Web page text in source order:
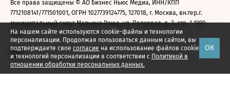
На нашем сайте используются cookie-файлы и технологии
персонализации. Продолжая пользоваться данным сайтом, вы
подтверждаете свое согласие на использование файлов cookie
и технологий персонализации в соответствии с Политикой в
отношении обработки персональных данных.
ОК
Все права защищены © АО Бизнес Ньюс Медиа, ИНН/КПП
7712108141/771501001, ОГРН 1027739124775, 127018, г. Москва, вн.тер.г.
муниципальный округ Марьина Роща, ул. Полковая, д. 3, стр. 1 1999—
2026